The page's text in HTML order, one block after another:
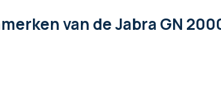
van de Jabra GN